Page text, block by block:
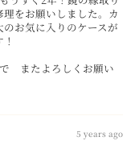
をお願いしました。カ
お気に入りのケースが
またよろしくお願い
5 years ago